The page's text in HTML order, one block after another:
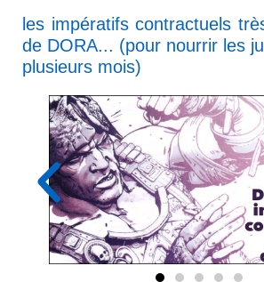
les impératifs contractuels
de DORA... (pour nourrir les
plusieurs mois)​